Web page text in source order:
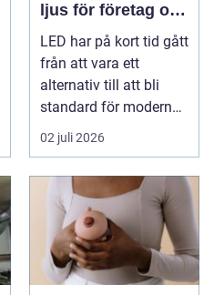
ljus för företag och
fastigheter
LED har på kort tid gått
från att vara ett
alternativ till att bli
standard för modern
belysning. Fö...
02 juli 2026